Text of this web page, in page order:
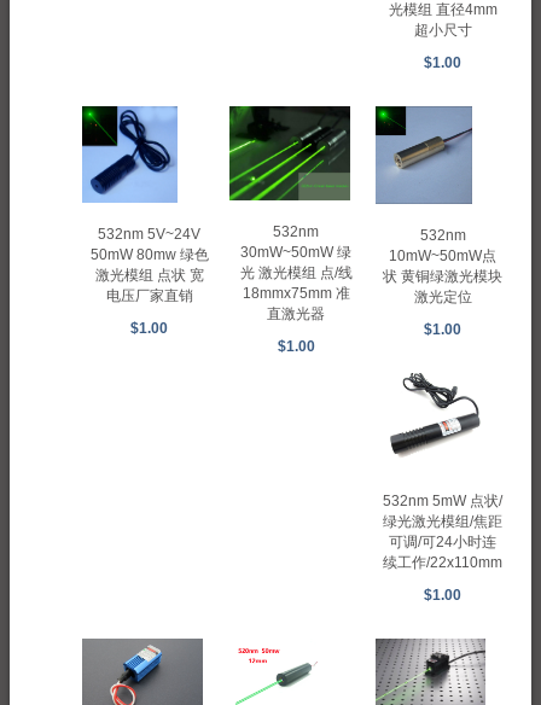
光模组 直径4mm
超小尺寸
$1.00
532nm 5V~24V
50mW 80mw 绿色
激光模组 点状 宽
电压厂家直销
$1.00
532nm
30mW~50mW 绿
光 激光模组 点/线
18mmx75mm 准
直激光器
$1.00
532nm
10mW~50mW点
状 黄铜绿激光模块
激光定位
$1.00
532nm 5mW 点状/
绿光激光模组/焦距
可调/可24小时连
续工作/22x110mm
$1.00